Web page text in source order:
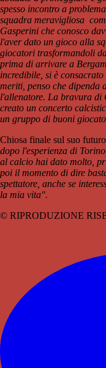
spesso incontro a
squadra meravigliosa
Gasperini che conosco
l'aver dato un gioco alla
giocatori trasformandoli
prima di arrivare a
incredibile, si è
meriti, penso che dipenda
l'allenatore. La bravura di
creato un concerto
un gruppo di buoni
Chiosa finale sul suo
dopo l'esperienza di
al calcio hai dato molto,
poi il momento di dire
spettatore, anche se
la mia vita".
© RIPRODUZIONE